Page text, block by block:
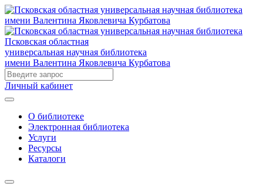
Псковская областная
универсальная научная библиотека
имени Валентина Яковлевича Курбатова
Личный кабинет
О библиотеке
Электронная библиотека
Услуги
Ресурсы
Каталоги